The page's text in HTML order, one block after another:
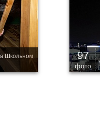
Школьном
97
фото